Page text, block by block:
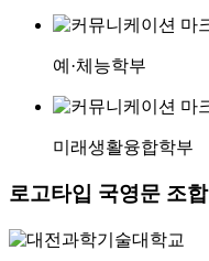
예·체능학부
미래생활융합학부
로고타입 국영문 조합